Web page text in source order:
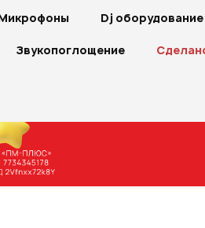
Dj оборудование
Звукопоглощение